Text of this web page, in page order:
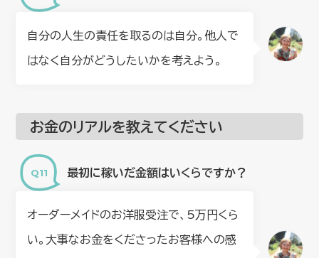
自分の人生の責任を取るのは自分。他人で
はなく自分がどうしたいかを考えよう。
お金のリアルを教えてください
最初に稼いだ金額はいくらですか？
オーダーメイドのお洋服受注で、5万円くら
い。大事なお金をくださったお客様への感